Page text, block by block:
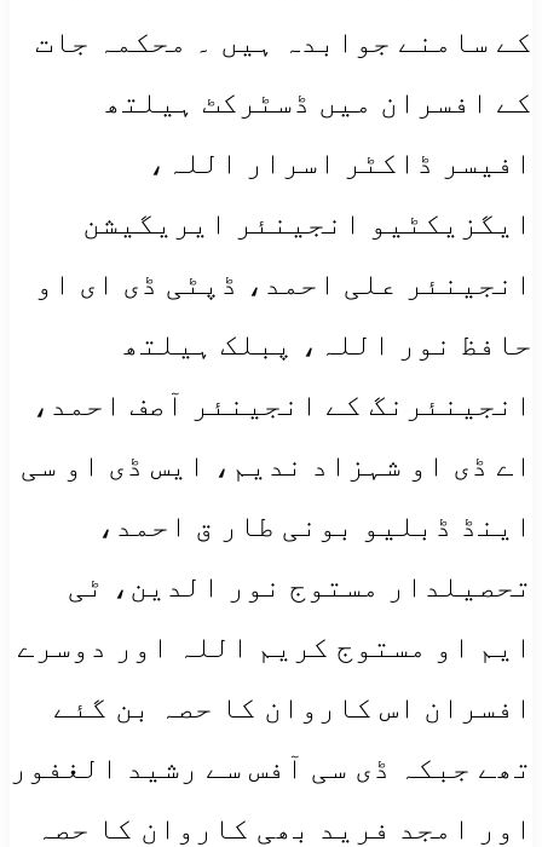
کے سامنے جوابدہ ہیں ۔ محکمہ جات
کے افسران میں ڈسٹرکٹ ہیلتھ
افیسر ڈاکٹر اسرار اللہ،
ایگزیکٹیو انجینئر ایریگیشن
انجینئر علی احمد، ڈپٹی ڈی ای او
حافظ نور اللہ، پبلک ہیلتھ
انجینئرنگ کے انجینئر آصف احمد،
اے ڈی او شہزاد ندیم، ایس ڈی او سی
اینڈ ڈبلیو بونی طار ق احمد،
تحصیلدار مستوج نور الدین، ٹی
ایم او مستوج کریم اللہ اور دوسرے
افسران اس کاروان کا حصہ بن گئے
تھے جبکہ ڈی سی آفس سے رشید الغفور
اور امجد فرید بھی کاروان کا حصہ